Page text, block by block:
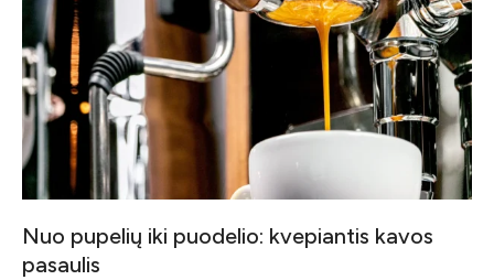
Nuo pupelių iki puodelio: kvepiantis kavos
pasaulis